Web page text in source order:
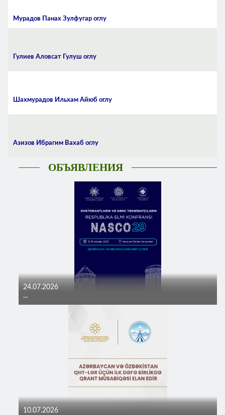
Мурадов Панах Зулфугар оглу
Гулиев Аловсат Гулуш оглу
Шахмурадов Ильхам Айюб оглу
Азизов Ибрагим Вахаб оглу
ОБЪЯВЛЕНИЯ
24.07.2026
...
10.07.2026